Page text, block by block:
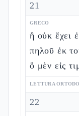
21
GRECO
ἢ οὐκ ἔχει
πηλοῦ ἐκ
ὃ μὲν εἰς
LETTURA
22